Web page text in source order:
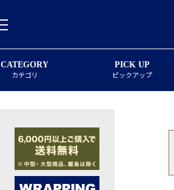
CATEGORY
カテゴリ
PICK UP
ピックアップ